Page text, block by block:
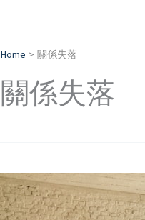
Home 關係失落
關係失落